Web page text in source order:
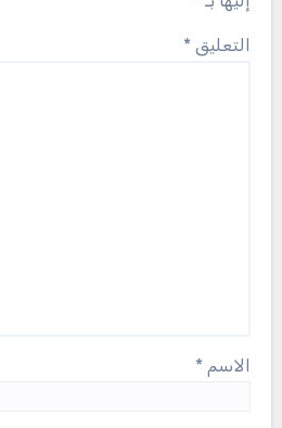
التعليق *
الاسم *